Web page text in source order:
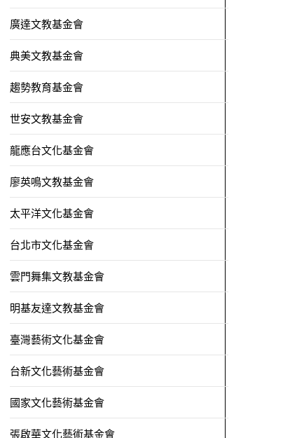
廣達文教基金會
典美文教基金會
趨勢教育基金會
世安文教基金會
龍應台文化基金會
廖英鳴文教基金會
太平洋文化基金會
台北市文化基金會
雲門舞集文教基金會
明基友達文教基金會
臺灣藝術文化基金會
台新文化藝術基金會
國家文化藝術基金會
張啟華文化藝術基金會